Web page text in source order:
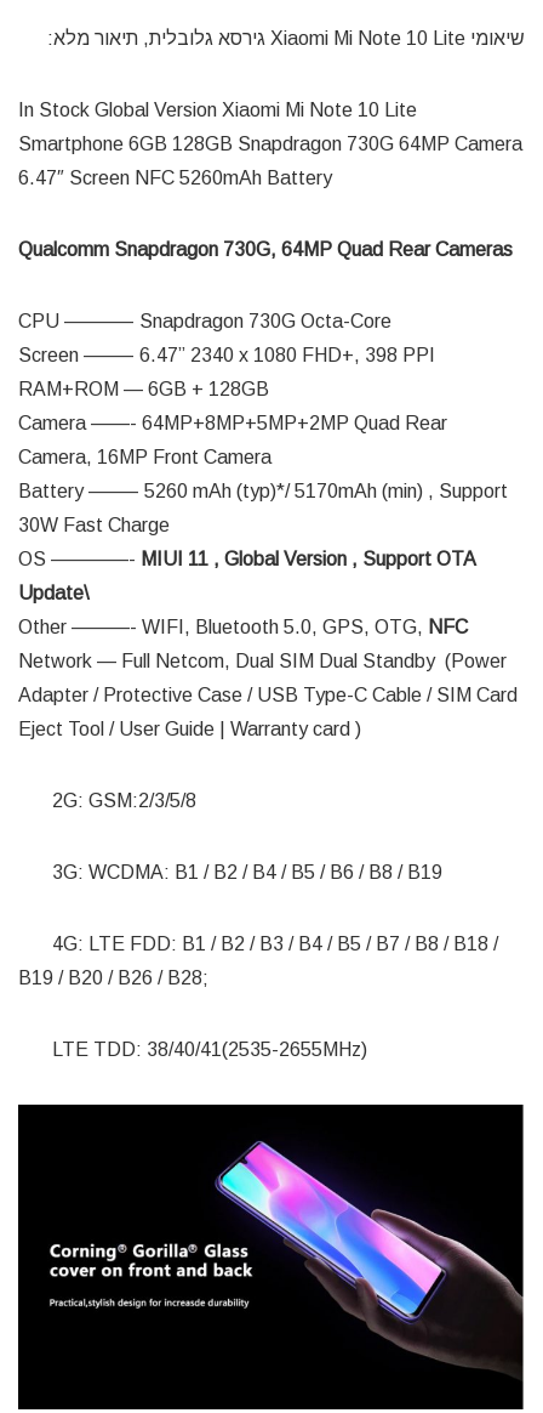
שיאומי Xiaomi Mi Note 10 Lite גירסא גלובלית, תיאור מלא:
In Stock Global Version Xiaomi Mi Note 10 Lite
Smartphone 6GB 128GB Snapdragon 730G 64MP Camera
6.47″ Screen NFC 5260mAh Battery
Qualcomm Snapdragon 730G, 64MP Quad Rear Cameras
CPU ———– Snapdragon 730G Octa-Core
Screen ——– 6.47” 2340 x 1080 FHD+, 398 PPI
RAM+ROM — 6GB + 128GB
Camera ——- 64MP+8MP+5MP+2MP Quad Rear
Camera, 16MP Front Camera
Battery ——– 5260 mAh (typ)*/ 5170mAh (min) , Support
30W Fast Charge
OS ————- MIUI 11 , Global Version , Support OTA
Update\
Other ———- WIFI, Bluetooth 5.0, GPS, OTG, NFC
Network — Full Netcom, Dual SIM Dual Standby (Power
Adapter / Protective Case / USB Type-C Cable / SIM Card
Eject Tool / User Guide | Warranty card )
2G: GSM:2/3/5/8
3G: WCDMA: B1 / B2 / B4 / B5 / B6 / B8 / B19
4G: LTE FDD: B1 / B2 / B3 / B4 / B5 / B7 / B8 / B18 /
B19 / B20 / B26 / B28;
LTE TDD: 38/40/41(2535-2655MHz)